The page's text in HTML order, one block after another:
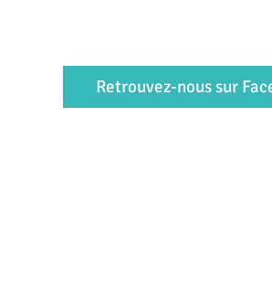
Retrouvez-nous sur